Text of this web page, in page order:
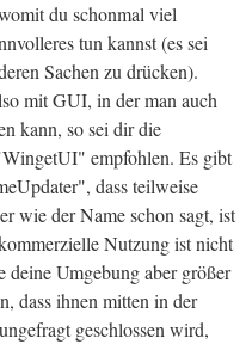
du schonmal viel
tun kannst (es sei
Sachen zu drücken).
mit GUI, in der man auch
kann, so sei dir die
empfohlen. Es gibt
dass teilweise
wie der Name schon sagt, ist
Nutzung ist nicht
Umgebung aber größer
dass ihnen mitten in der
geschlossen wird,